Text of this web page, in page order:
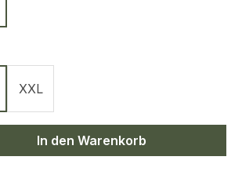
XXL
den gewünschten Wert
In den Warenkorb